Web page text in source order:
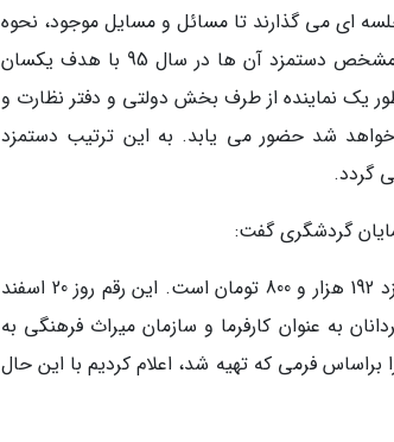
ای می گذارند تا مسائل و مسایل موجود، نحوه
همکاری راهنمایان گردشگری با دفاتر و شرکت های خدمات مسافرتی و مشخص دستمزد آن ها در سال 95 با هدف یکسان
یک نماینده از طرف بخش دولتی و دفتر نظارت و
خواهد شد حضور می یابد. به این ترتیب دستمزد
گردد.
گردشگری گفت:
به راهنمایانی که عضو این کانون هستند اعلام نموده ایم که حداقل دستمزد 192 هزار و 800 تومان است. این رقم روز 20 اسفند
به عنوان کارفرما و سازمان میراث فرهنگی به
براساس فرمی که تهیه شد، اعلام کردیم با این حال